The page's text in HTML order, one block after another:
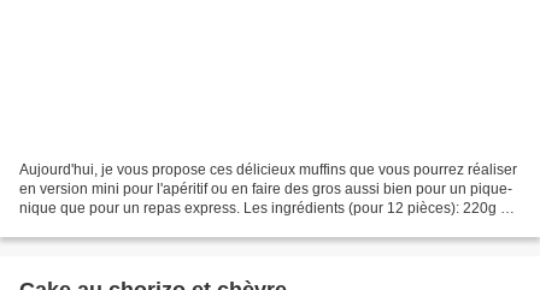
Aujourd'hui, je vous propose ces délicieux muffins que vous pourrez réaliser
en version mini pour l'apéritif ou en faire des gros aussi bien pour un pique-
nique que pour un repas express. Les ingrédients (pour 12 pièces): 220g de